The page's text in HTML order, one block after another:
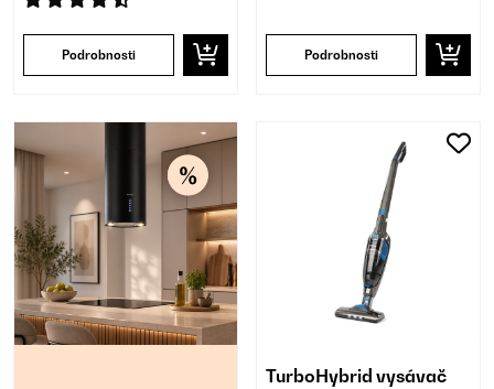
Podrobnosti Podrobnosti
TurboHybrid vysávač